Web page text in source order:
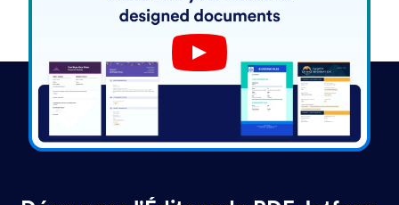
Play YouTube Video